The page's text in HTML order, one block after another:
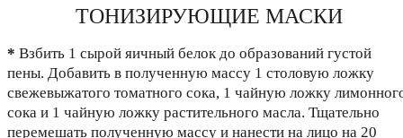
ТОНИЗИРУЮЩИЕ МАСКИ
* Взбить 1 сырой яичный белок до образований густой
пены. Добавить в полученную массу 1 столовую ложку
свежевыжатого томатного сока, 1 чайную ложку
сока и 1 чайную ложку растительного масла. Тщательно
перемешать полученную массу и нанести на лицо на 20